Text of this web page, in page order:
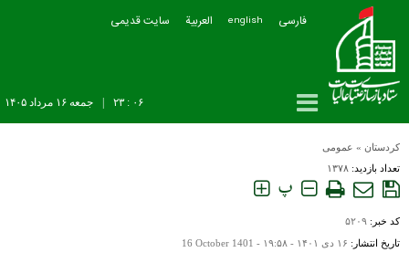
فارسی english العربیة سایت قدیمی
جمعه ۱۶ مرداد ۱۴۰۵ ۰۶ : ۲۳
کردستان » عمومی
تعداد بازدید: ۱۳۷۸
پ
کد خبر: ۵۲۰۹
تاریخ انتشار: ۱۶ دی ۱۴۰۱ - ۱۹:۵۸ - 16 October 1401